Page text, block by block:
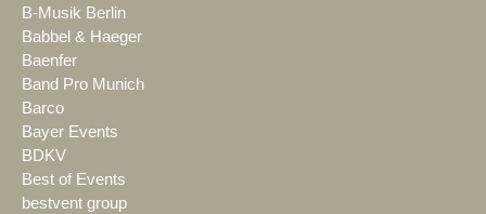
B-Musik Berlin
Babbel & Haeger
Baenfer
Band Pro Munich
Barco
Bayer Events
BDKV
Best of Events
bestvent group